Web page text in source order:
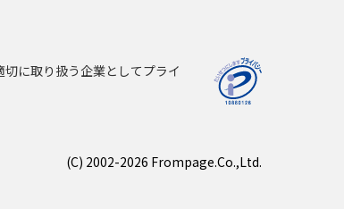
に取り扱う企業としてプライ
(C) 2002-2026 Frompage.Co.,Ltd.